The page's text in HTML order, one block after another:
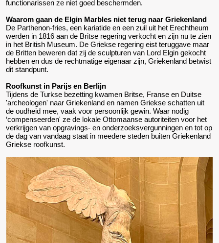
functionarissen ze niet goed beschermden.
Waarom gaan de Elgin Marbles niet terug naar Griekenland
De Parthenon-fries, een kariatide en een zuil uit het Erechtheum
werden in 1816 aan de Britse regering verkocht en zijn nu te zien
in het British Museum. De Griekse regering eist teruggave maar
de Britten beweren dat zij de sculpturen van Lord Elgin gekocht
hebben en dus de rechtmatige eigenaar zijn, Griekenland betwist
dit standpunt.
Roofkunst in Parijs en Berlijn
Tijdens de Turkse bezetting kwamen Britse, Franse en Duitse
'archeologen' naar Griekenland en namen Griekse schatten uit
de oudheid mee, vaak voor persoonlijk gewin. Waar nodig
‘compenseerden' ze de lokale Ottomaanse autoriteiten voor het
verkrijgen van opgravings- en onderzoeksvergunningen en tot op
de dag van vandaag staat in meedere steden buiten Griekenland
Griekse roofkunst.